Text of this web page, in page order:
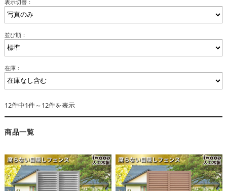
表示切替：
並び順：
在庫：
12件中1件～12件を表示
商品一覧